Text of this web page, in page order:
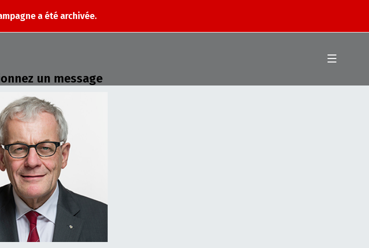
a été archivée.
un message